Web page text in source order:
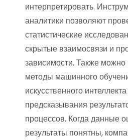
интерпретировать.
аналитики позволяют
статистические
скрытые взаимосвязи и
зависимости. Также можно
методы машинного
искусственного
предсказывания
процессов. Когда данные
результаты понятны,